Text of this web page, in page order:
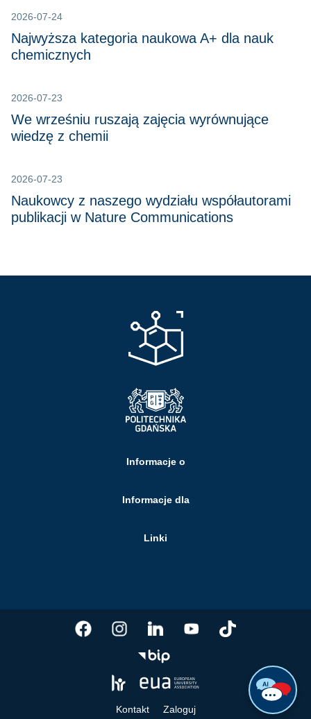
2026-07-24
Najwyższa kategoria naukowa A+ dla nauk
chemicznych
2026-07-23
We wrześniu ruszają zajęcia wyrównujące
wiedzę z chemii
2026-07-23
Naukowcy z naszego wydziału współautorami
publikacji w Nature Communications
Informacje o
Informacje dla
Linki
Kontakt Zaloguj